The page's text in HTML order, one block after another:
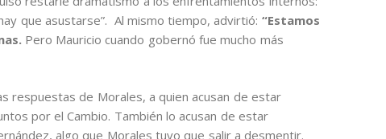
que asustarse”. Al mismo tiempo, advirtió: “Estamos
Pero Mauricio cuando gobernó fue mucho más
respuestas de Morales, a quien acusan de estar
por el Cambio. También lo acusan de estar
algo que Morales tuvo que salir a desmentir.